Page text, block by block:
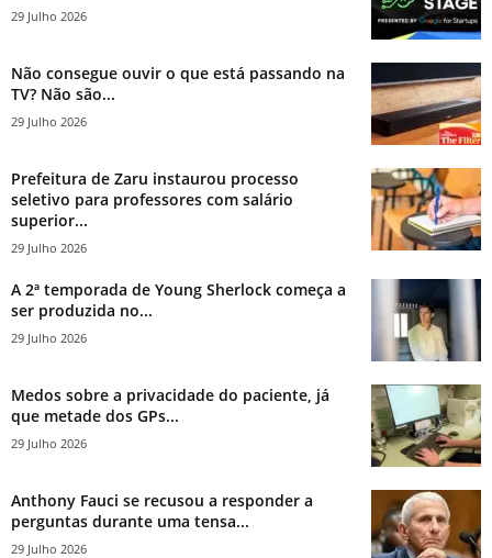
29 Julho 2026
Não consegue ouvir o que está passando na
TV? Não são...
29 Julho 2026
Prefeitura de Zaru instaurou processo
seletivo para professores com salário
superior...
29 Julho 2026
A 2ª temporada de Young Sherlock começa a
ser produzida no...
29 Julho 2026
Medos sobre a privacidade do paciente, já
que metade dos GPs...
29 Julho 2026
Anthony Fauci se recusou a responder a
perguntas durante uma tensa...
29 Julho 2026